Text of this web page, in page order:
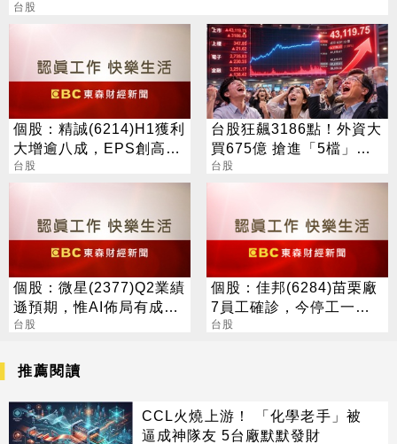
台股
個股：精誠(6214)H1獲利
大增逾八成，EPS創高達
6.15元，H2強攻AI與全球
台股
台股狂飆3186點！外資大
買675億 搶進「5檔」
ETF
台股
個股：微星(2377)Q2業績
遜預期，惟AI佈局有成股
價震盪走多，週一大拉尾
台股
個股：佳邦(6284)苗栗廠
7員工確診，今停工一日
進行清消
台股
推薦閱讀
CCL火燒上游！ 「化學老手」被
逼成神隊友 5台廠默默發財